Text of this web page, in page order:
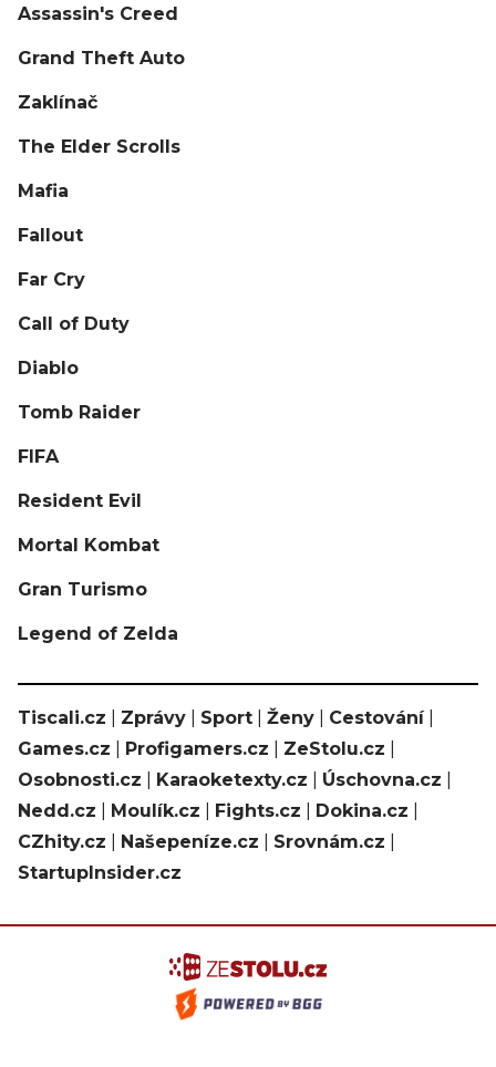
Assassin's Creed
Grand Theft Auto
Zaklínač
The Elder Scrolls
Mafia
Fallout
Far Cry
Call of Duty
Diablo
Tomb Raider
FIFA
Resident Evil
Mortal Kombat
Gran Turismo
Legend of Zelda
Tiscali.cz Zprávy Sport Ženy Cestování|
Games.cz
Profigamers.cz ZeStolu.cz
Osobnosti.cz
Karaoketexty.cz Úschovna.cz
Nedd.cz
Moulík.cz Fights.cz Dokina.cz
CZhity.cz
Našepeníze.cz Srovnám.cz
StartupInsider.cz